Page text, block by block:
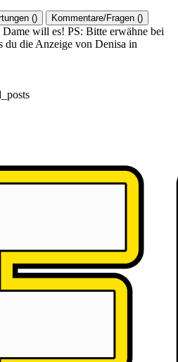
() Kommentare/Fragen ()
will es! PS: Bitte erwähne bei
du die Anzeige von Denisa in